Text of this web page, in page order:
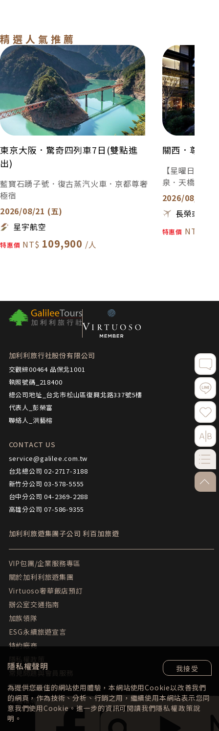
精選人氣推薦
東京大阪．驚奇四列車7日(雙點進
出)
藍寶石踴子號．復古蒸汽火車．京都尊奢
極宿
2026/08/21 (五)
星宇航空
特惠價 109,900
東京大阪．驚奇四列車7日(雙點進出)
關西．尊奢
【星曜日本】
泉．天橋立．
2026/08/21 (
長榮或星宇
特惠價
關西．尊奢京
隱私權聲明
為提供您最佳的網站使用體驗，本網站使用Cookie以改善我們
的網頁，作為技術、分析、行銷之用，繼續使用本網站表示您同
意我們使用Cookie。進一步的資訊可閱讀我們隱私權政策說
明。
我接受
go-
加利利旅行社股份有限公司
交觀綜00464 品保北1001
執照號碼_218400
總公司地址_台北市松山區復興北路337號5樓
代表人_彭榮富
聯絡人_洪藝榕
CONTACT US
service@galilee.com.tw
台北總公司 02-2717-3188
新竹分公司 03-578-5555
台中分公司 04-2369-2288
高雄分公司 07-586-9355
加利利旅遊集團子公司 利百加旅遊
VIP包團/企業服務專區
關於加利利旅遊集團
Virtuoso奢華飯店預訂
辦公室交通指南
加族領隊
ESG永續旅遊宣言
特約廠商
隱私權政策
常見問題與會員服務
團員填問卷抽大獎
媒體報導